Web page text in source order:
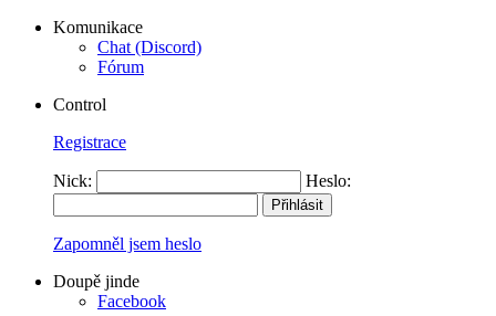
Komunikace
Chat (Discord)
Fórum
Control
Registrace
Nick: Heslo:
Zapomněl jsem heslo
Doupě jinde
Facebook